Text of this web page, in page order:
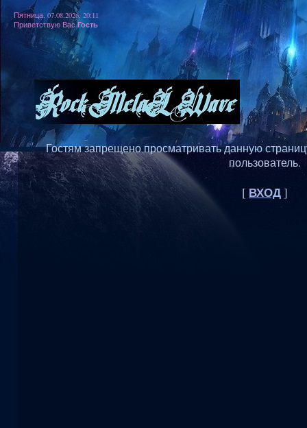
Пятница, 07.08.2026, 20:11
Приветствую Вас Гость
Гостям запрещено просматривать данную
пользователь.
[ ВХОД]